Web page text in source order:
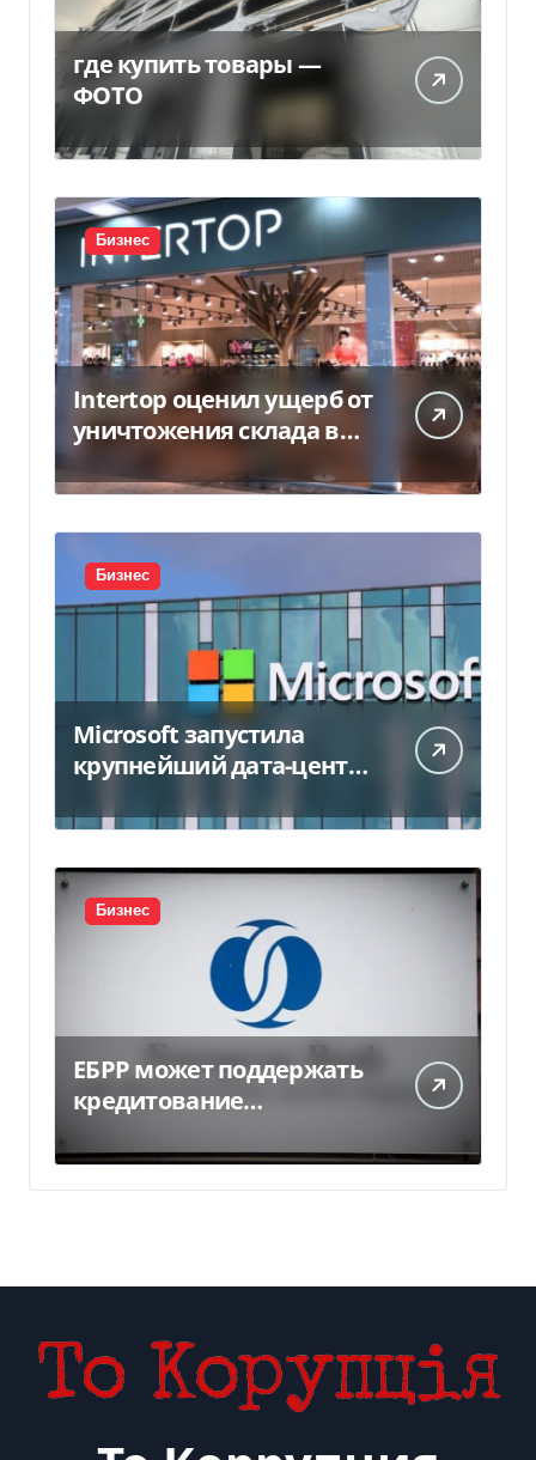
где купить товары —
ФОТО
Бизнес
Intertop оценил ущерб от
уничтожения склада в
450 млн грн
Бизнес
Microsoft запустила
крупнейший дата-центр
миллиарда
Бизнес
ЕБРР может поддержать
кредитование
300 млн евро — Delo.ua